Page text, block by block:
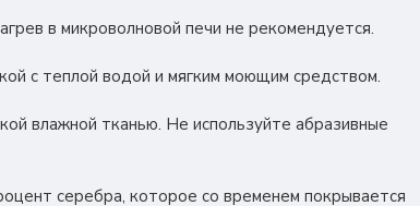
в микроволновой печи не рекомендуется.
с теплой водой и мягким моющим средством.
влажной тканью. Не используйте абразивные
серебра, которое со временем покрывается